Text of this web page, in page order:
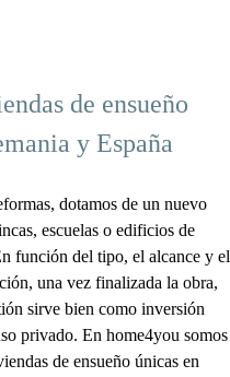
de ensueño
y España
dotamos de un nuevo
escuelas o edificios de
función del tipo, el alcance y el
una vez finalizada la obra,
sirve bien como inversión
privado. En home4you somos
de ensueño únicas en